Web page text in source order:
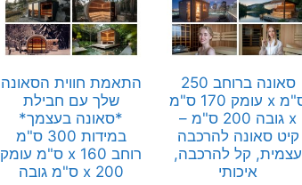
סאונה ברוחב 250
ס"מ x עומק 170 ס"מ
x גובה 200 ס"מ –
קיט סאונה להרכבה
עצמית, קל להרכבה,
איכותי
התאמת חווית הסאונה
שלך עם חבילת
*סאונה בעצמך*
במידות 300 ס"מ
רוחב x 160 ס"מ עומק
x 200 ס"מ גובה